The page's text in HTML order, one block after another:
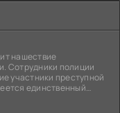
нашествие
Сотрудники полиции
участники преступной
единственный